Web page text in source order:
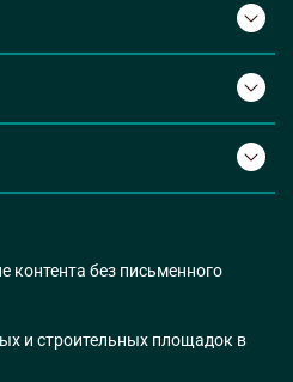
без письменного
и строительных площадок в